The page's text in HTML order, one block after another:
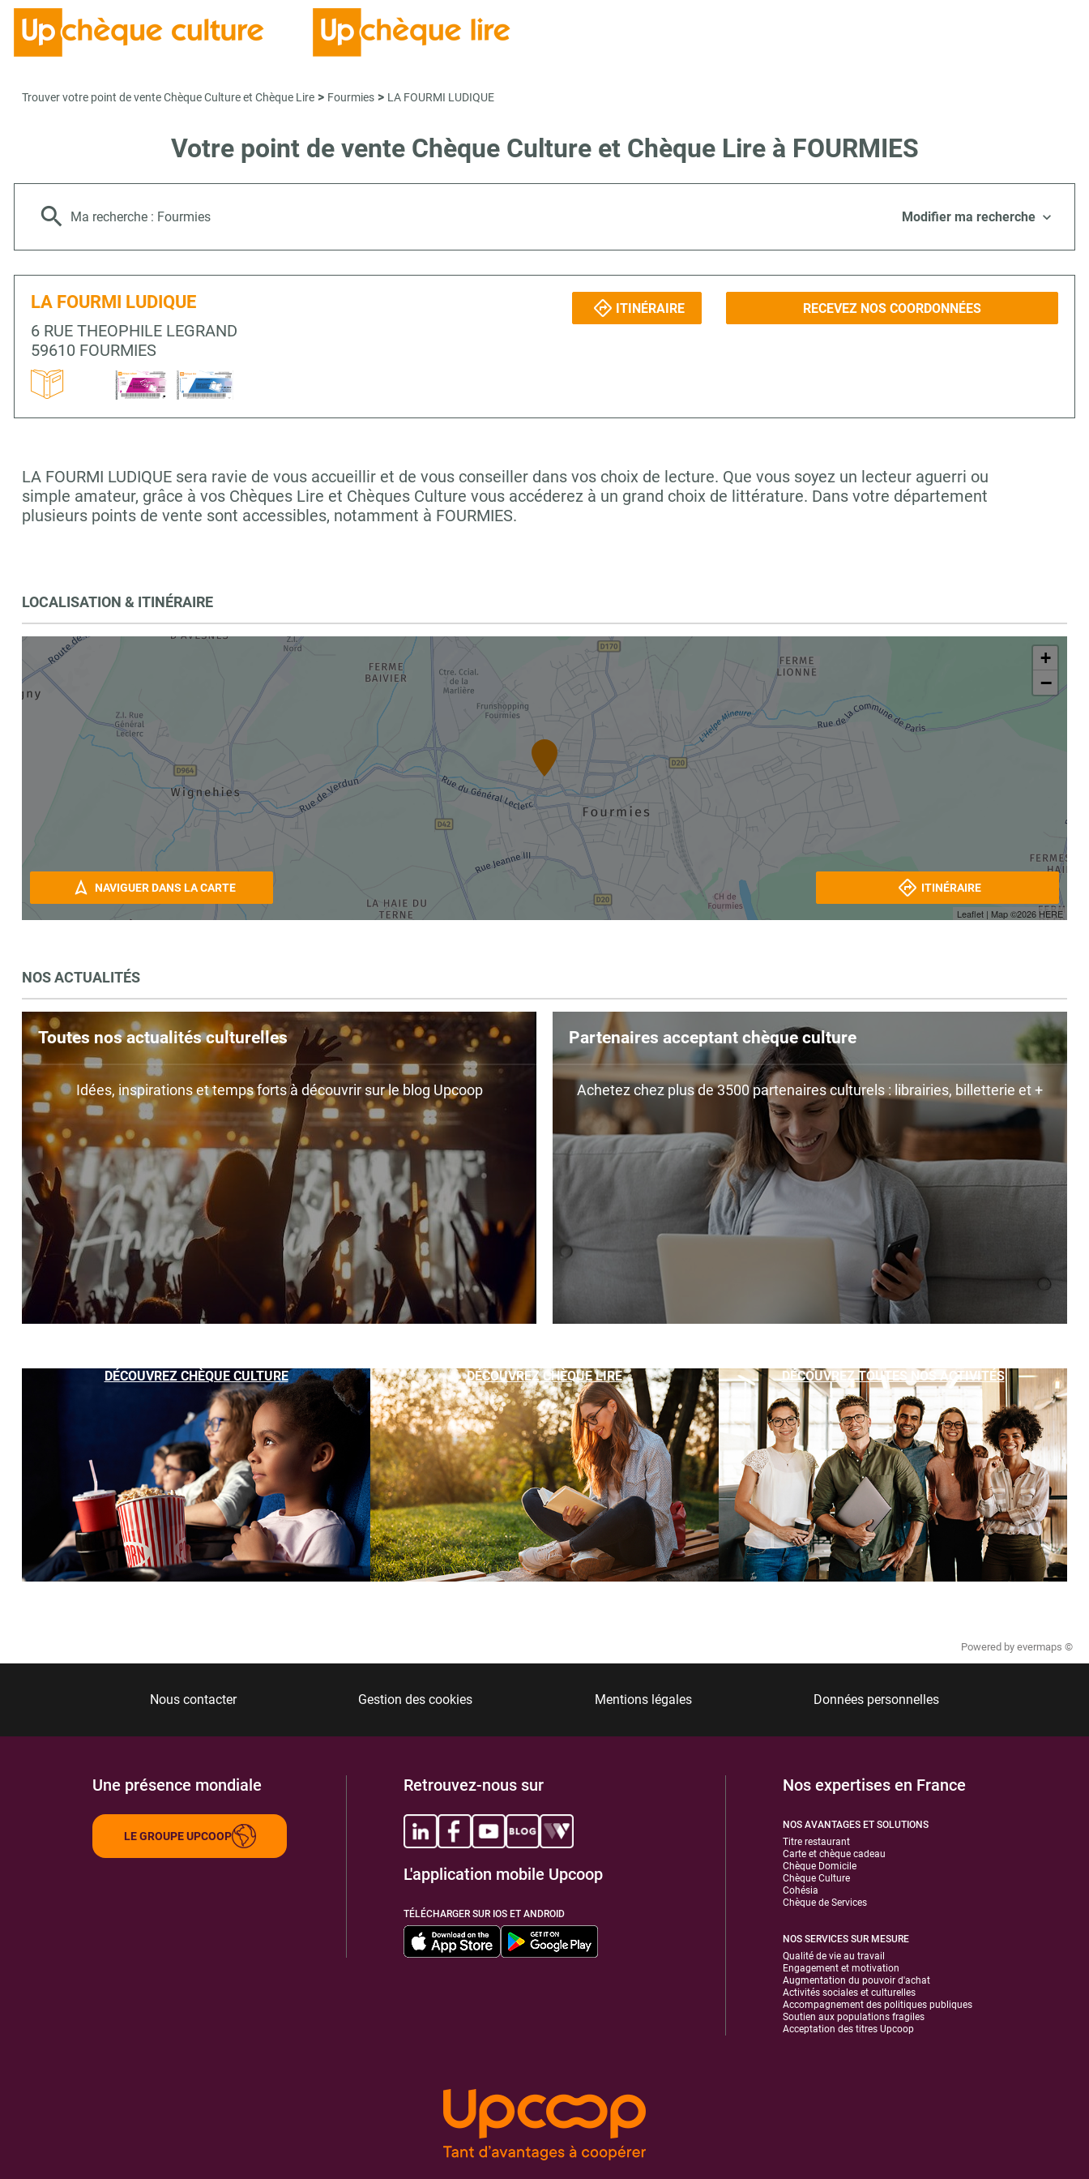
Trouver votre point de vente Chèque Culture et Chèque Lire > Fourmies > LA FOURMI LUDIQUE
Votre point de vente Chèque Culture et Chèque Lire à FOURMIES
Ma recherche : Fourmies Modifier ma recherche
LA FOURMI LUDIQUE
6 RUE THEOPHILE LEGRAND
59610 FOURMIES
ITINÉRAIRE RECEVEZ NOS COORDONNÉES
LA FOURMI LUDIQUE sera ravie de vous accueillir et de vous conseiller dans vos choix de lecture. Que vous soyez un lecteur aguerri ou
simple amateur, grâce à vos Chèques Lire et Chèques Culture vous accéderez à un grand choix de littérature. Dans votre département
plusieurs points de vente sont accessibles, notamment à FOURMIES.
LOCALISATION & ITINÉRAIRE
+
−
Leaflet | Map ©2026 HERE
NAVIGUER DANS LA CARTE ITINÉRAIRE
NOS ACTUALITÉS
Toutes nos actualités culturelles
Idées, inspirations et temps forts à découvrir sur le blog Upcoop
Partenaires acceptant chèque culture
Achetez chez plus de 3500 partenaires culturels : librairies, billetterie et +
DÉCOUVREZ CHÈQUE CULTURE DÉCOUVREZ CHÈQUE LIRE DÉCOUVREZ TOUTES NOS ACTIVITÉS
Powered by evermaps ©
Nous contacter Gestion des cookies Mentions légales Données personnelles
Une présence mondiale
LE GROUPE UPCOOP
Retrouvez-nous sur
L'application mobile Upcoop
TÉLÉCHARGER SUR IOS ET ANDROID
Nos expertises en France
NOS AVANTAGES ET SOLUTIONS
Titre restaurant
Carte et chèque cadeau
Chèque Domicile
Chèque Culture
Cohésia
Chèque de Services
NOS SERVICES SUR MESURE
Qualité de vie au travail
Engagement et motivation
Augmentation du pouvoir d'achat
Activités sociales et culturelles
Accompagnement des politiques publiques
Soutien aux populations fragiles
Acceptation des titres Upcoop